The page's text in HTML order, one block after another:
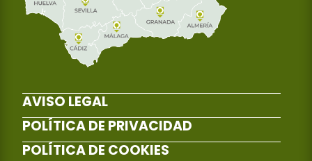
AVISO LEGAL
POLÍTICA DE PRIVACIDAD
POLÍTICA DE COOKIES